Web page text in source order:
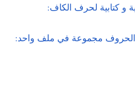
و كتابية لحرف الكاف:
الحروف مجموعة في ملف واحد: